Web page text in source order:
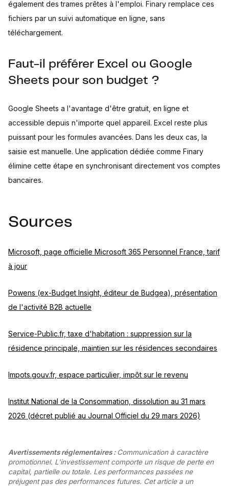
également des trames prêtes à l'emploi. Finary remplace ces
fichiers par un suivi automatique en ligne, sans
téléchargement.
Faut-il préférer Excel ou Google
Sheets pour son budget ?
Google Sheets a l'avantage d'être gratuit, en ligne et
accessible depuis n'importe quel appareil. Excel reste plus
puissant pour les formules avancées. Dans les deux cas, la
saisie est manuelle. Une application dédiée comme Finary
élimine cette étape en synchronisant directement vos comptes
bancaires.
Sources
Microsoft, page officielle Microsoft 365 Personnel France, tarif
à jour
Powens (ex-Budget Insight, éditeur de Budgea), présentation
de l'activité B2B actuelle
Service-Public.fr, taxe d'habitation : suppression sur la
résidence principale, maintien sur les résidences secondaires
Impots.gouv.fr, espace particulier, impôt sur le revenu
Institut National de la Consommation, dissolution au 31 mars
2026 (décret publié au Journal Officiel du 29 mars 2026)
Avertissements réglementaires : Communication à caractère
promotionnel. L'investissement comporte un risque de perte en
capital, partielle ou totale. Les performances passées ne
préjugent pas des performances futures. Cet article a un